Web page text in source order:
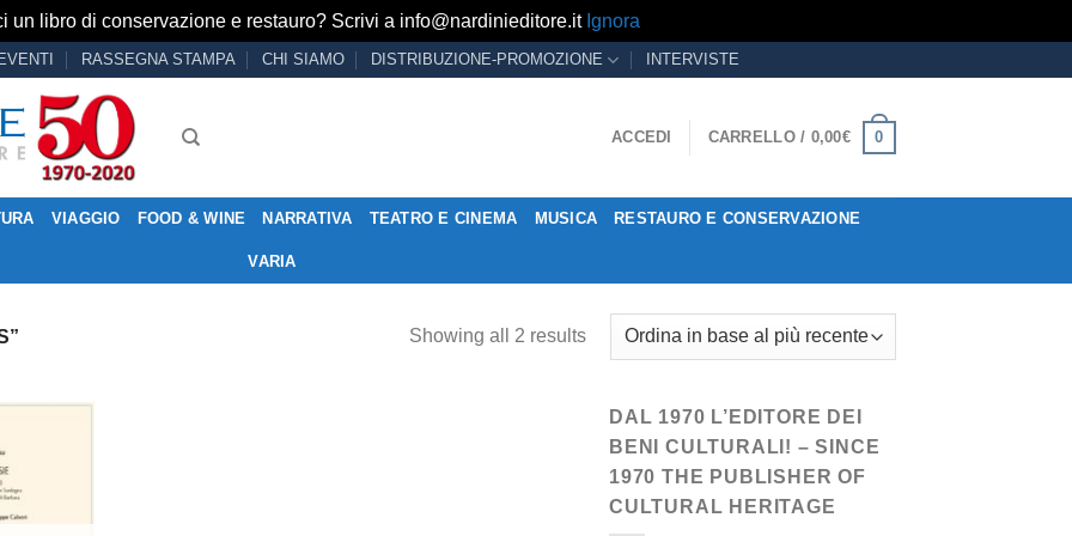
un libro di conservazione e restauro? Scrivi a info@nardinieditore.it Ignora
EVENTI RASSEGNA STAMPA CHI SIAMO DISTRIBUZIONE-PROMOZIONE INTERVISTE
ACCEDI CARRELLO / 0,00€ 0
VIAGGIO FOOD & WINE NARRATIVA TEATRO E CINEMA MUSICA RESTAURO E CONSERVAZIONE
VARIA
Showing all 2 results
alla lista
DAL 1970 L’EDITORE DEI
BENI CULTURALI! – SINCE
1970 THE PUBLISHER OF
CULTURAL HERITAGE